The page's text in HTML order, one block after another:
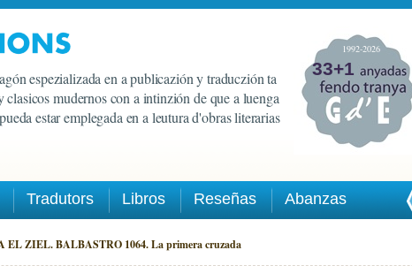
espezializada en a publicazión y traduczión ta
mudernos con a intinzión de que a luenga
estar emplegada en a leutura d'obras literarias
1992-2026
33+1
Tradutors Libros Reseñas Abanzas
EL ZIEL. BALBASTRO 1064. La primera cruzada